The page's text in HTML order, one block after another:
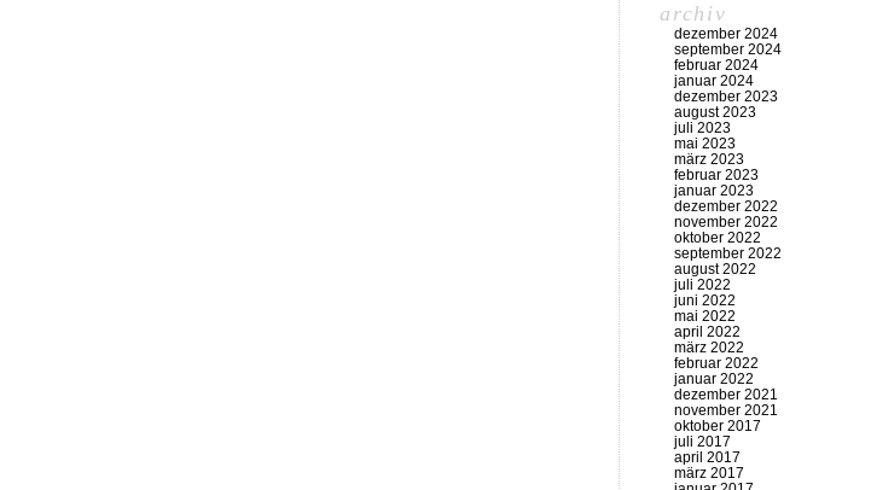
archiv
dezember 2024
september 2024
februar 2024
januar 2024
dezember 2023
august 2023
juli 2023
mai 2023
märz 2023
februar 2023
januar 2023
dezember 2022
november 2022
oktober 2022
september 2022
august 2022
juli 2022
juni 2022
mai 2022
april 2022
märz 2022
februar 2022
januar 2022
dezember 2021
november 2021
oktober 2017
juli 2017
april 2017
märz 2017